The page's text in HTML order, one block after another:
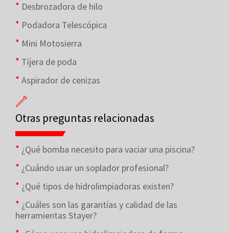
Desbrozadora de hilo
Podadora Telescópica
Mini Motosierra
Tijera de poda
Aspirador de cenizas
Otras preguntas relacionadas
¿Qué bomba necesito para vaciar una piscina?
¿Cuándo usar un soplador profesional?
¿Qué tipos de hidrolimpiadoras existen?
¿Cuáles son las garantías y calidad de las
herramientas Stayer?